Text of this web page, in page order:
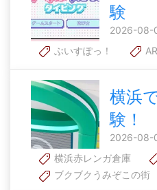
験
2026-08-
ぶいすぽっ！
横浜
験！
2026-08-
横浜赤レンガ倉庫
ブクブクうみぞこの街